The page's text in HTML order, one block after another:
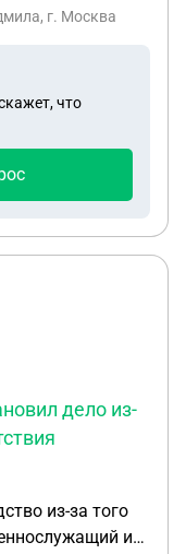
очистку.
г. Москва
что
дело из-
из-за того